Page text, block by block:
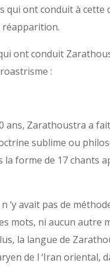
qui ont conduit à cette
réapparition.
ont conduit
:
ans, Zarathoustra a
sublime ou
la forme de 17 chants
‘y avait pas de
mots, ni aucun autre
la langue de
de l ‘Iran oriental,